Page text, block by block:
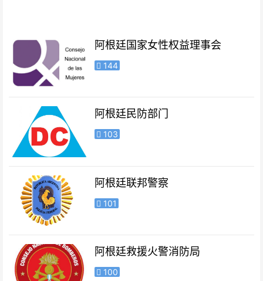
阿根廷国家女性权益理事会
144
阿根廷民防部门
103
阿根廷联邦警察
101
阿根廷救援火警消防局
100